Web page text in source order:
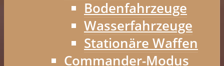
Bodenfahrzeuge
Wasserfahrzeuge
Stationäre Waffen
Commander-Modus